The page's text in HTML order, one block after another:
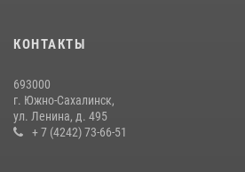
КОНТАКТЫ
693000
г. Южно-Сахалинск,
ул. Ленина, д. 495
+ 7 (4242) 73-66-51